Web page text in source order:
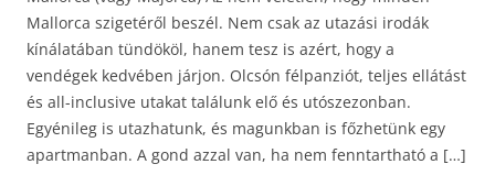
Mallorca szigetéről beszél. Nem csak az utazási irodák
kínálatában tündököl, hanem tesz is azért, hogy a
vendégek kedvében járjon. Olcsón félpanziót, teljes ellátást
és all-inclusive utakat találunk elő és utószezonban.
Egyénileg is utazhatunk, és magunkban is főzhetünk egy
apartmanban. A gond azzal van, ha nem fenntartható a […]